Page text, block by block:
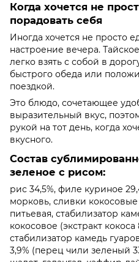
Когда хочется не
порадовать себя
Иногда хочется не просто
настроение вечера.
легко взять с собой в
быстрого обеда или
поездкой.
Это блюдо, сочетающее
выразительный вкус,
рукой на тот день, когда
вкусного.
Состав
зеленое с рисом:
рис 34,5%, филе куриное
морковь, сливки кокосовые
питьевая, стабилизатор
кокосовое (экстракт
стабилизатор камедь
3,9% (перец чили зеленый